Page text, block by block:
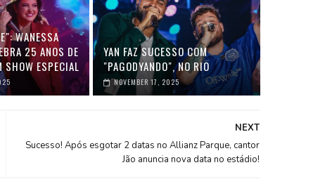
WANESSA
25 ANOS DE
SHOW ESPECIAL
YAN FAZ SUCESSO COM
"PAGODYANDO", NO RIO
NOVEMBER 17, 2025
NEXT
Sucesso! Após esgotar 2 datas no Allianz Parque, cantor
Jão anuncia nova data no estádio!